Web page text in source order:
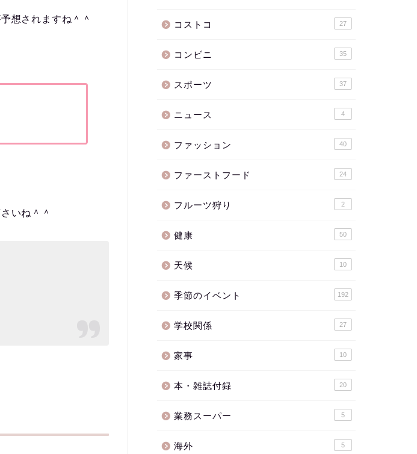
想されますね＾＾
いね＾＾
コストコ 27
コンビニ 35
スポーツ 37
ニュース 4
ファッション 40
ファーストフード 24
フルーツ狩り 2
健康 50
天候 10
季節のイベント 192
学校関係 27
家事 10
本・雑誌付録 20
業務スーパー 5
海外 5